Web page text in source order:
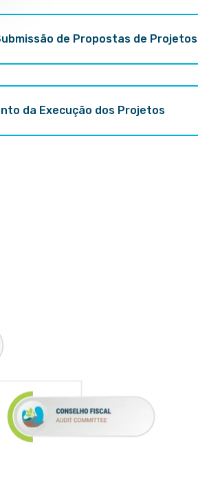
de Propostas de Projetos
da Execução dos Projetos